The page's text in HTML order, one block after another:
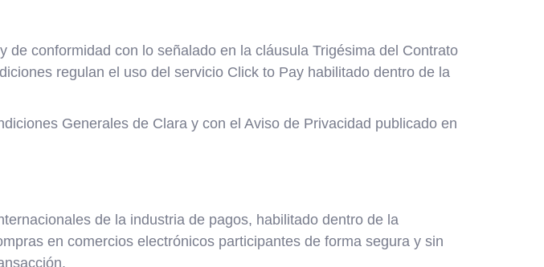
conformidad con lo señalado en la cláusula Trigésima del Contrato
regulan el uso del servicio Click to Pay habilitado dentro de la
Generales de Clara y con el Aviso de Privacidad publicado en
de la industria de pagos, habilitado dentro de la
en comercios electrónicos participantes de forma segura y sin